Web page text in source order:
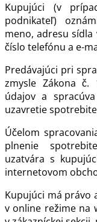
Kupujúci (v
podnikateľ)
meno, adresu sídla
číslo telefónu a e-
Predávajúci pri
zmysle Zákona
údajov a
uzavretie
Účelom
plnenie
uzatvára s
internetovom
Kupujúci má právo
v online režime na